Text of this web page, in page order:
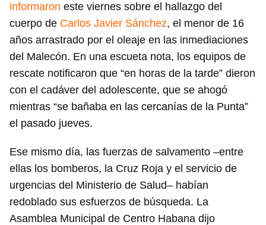
informaron este viernes sobre el hallazgo del
cuerpo de Carlos Javier Sánchez, el menor de 16
años arrastrado por el oleaje en las inmediaciones
del Malecón. En una escueta nota, los equipos de
rescate notificaron que “en horas de la tarde” dieron
con el cadáver del adolescente, que se ahogó
mientras “se bañaba en las cercanías de la Punta”
el pasado jueves.
Ese mismo día, las fuerzas de salvamento –entre
ellas los bomberos, la Cruz Roja y el servicio de
urgencias del Ministerio de Salud– habían
redoblado sus esfuerzos de búsqueda. La
Asamblea Municipal de Centro Habana dijo